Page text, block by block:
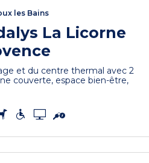
les Bains
La Licorne
et du centre thermal avec 2
couverte, espace bien-être,